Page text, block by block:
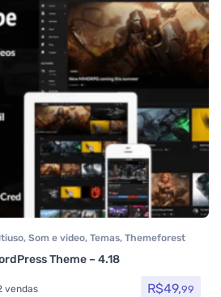
, Som e video, Temas, Themeforest
Theme – 4.18
vendas R$49,99